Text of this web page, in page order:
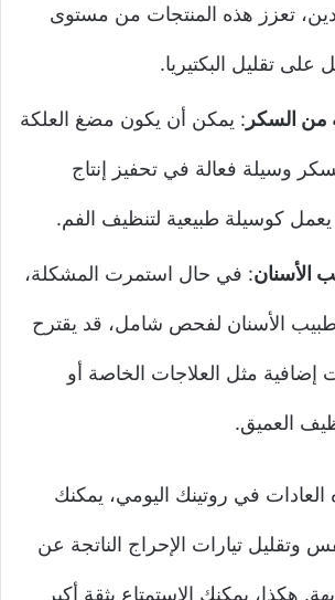
تعزز هذه المنتجات من مستوى
على تقليل البكتيريا.
من السكر : يمكن أن يكون مضغ العلكة
وسيلة فعالة في تحفيز إنتاج
يعمل كوسيلة طبيعية لتنظيف الفم.
الأسنان: في حال استمرت المشكلة،
الأسنان لفحص شامل، قد يقترح
إضافية مثل العلاجات الخاصة أو
العميق.
في روتينك اليومي، يمكنك
وتقليل تيارات الإحراج الناتجة عن
هكذا، يمكنك الاستمتاع بثقة أكبر